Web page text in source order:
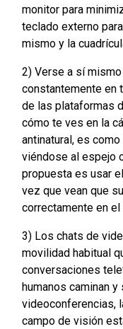
monitor para
teclado externo
mismo y la
2) Verse a sí
constantemente en
de las plataformas
cómo te ves en la
antinatural, es
viéndose al espejo
propuesta es usar
vez que vean que
correctamente en el
3) Los chats de
movilidad habitual
conversaciones
humanos caminan
videoconferencias,
campo de visión